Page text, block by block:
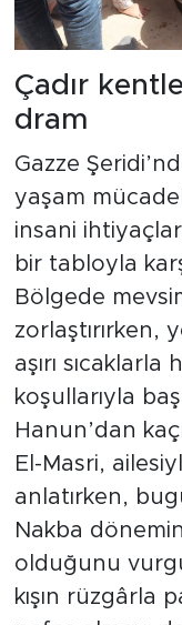
Çadır
dram
Gazze
yaşam
insani
bir tabloyla
Bölgede
zorlaştırırken,
aşırı
koşullarıyla
Hanun’dan
El-Masri,
anlatırken,
Nakba
olduğunu
kışın rüzgârla